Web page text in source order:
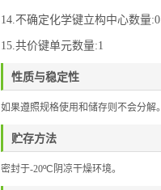
14.不确定化学键立构中心数量:0
15.共价键单元数量:1
性质与稳定性
如果遵照规格使用和储存则不会分解。
贮存方法
密封于-20ºC 阴凉干燥环境。